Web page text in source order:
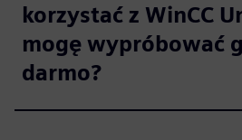
korzystać z WinCC
mogę wypróbować
darmo?